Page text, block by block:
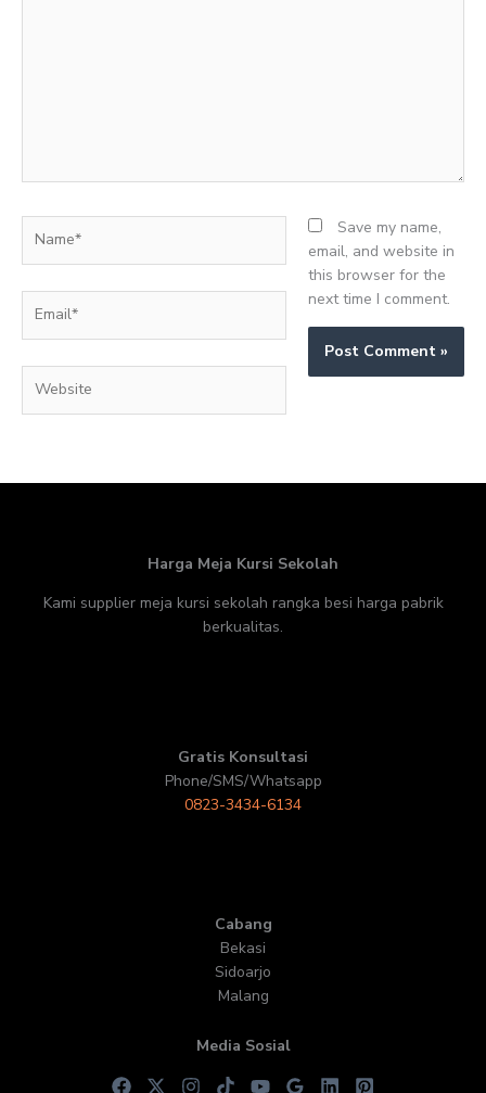
Save my name,
email, and website in
this browser for the
next time I comment.
Harga Meja Kursi Sekolah
Kami supplier meja kursi sekolah rangka besi harga pabrik
berkualitas.
Gratis Konsultasi
Phone/SMS/Whatsapp
0823-3434-6134
Cabang
Bekasi
Sidoarjo
Malang
Media Sosial